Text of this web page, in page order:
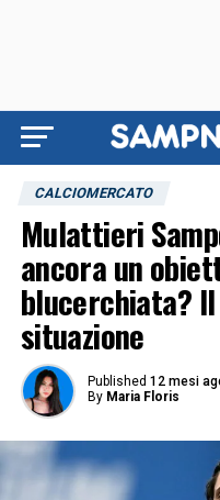
CALCIOMERCATO
Mulattieri
ancora un
blucerchiata?
situazione
Published 12 mesi
By Maria Floris